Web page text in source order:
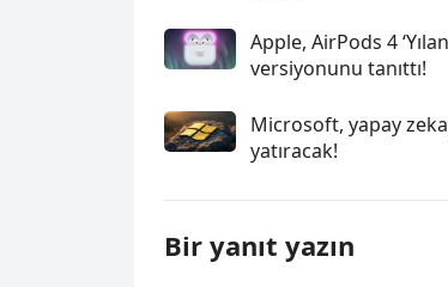
Apple, AirPods 4 ‘Yılan
versiyonunu tanıttı!
Microsoft, yapay
yatıracak!
Bir yanıt yazın